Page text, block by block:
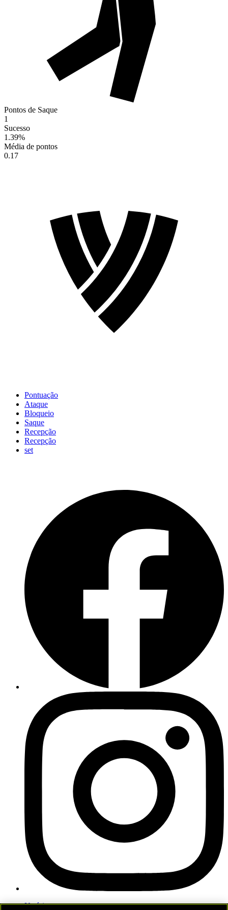
Pontos de Saque
1
Sucesso
1.39%
Média de pontos
0.17
Pontuação
Ataque
Bloqueio
Saque
Recepção
Recepção
set
Notícias